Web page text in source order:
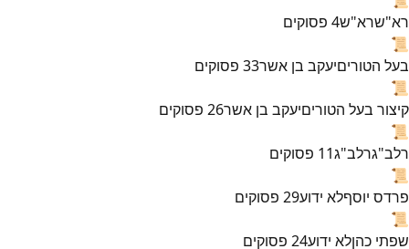
רא"שרא"ש4 פסוקים
📜
בעל הטוריםיעקב בן אשר33 פסוקים
📜
קיצור בעל הטוריםיעקב בן אשר26 פסוקים
📜
רלב"גרלב"ג11 פסוקים
📜
פרדס יוסףלא ידוע29 פסוקים
📜
שפתי כהןלא ידוע24 פסוקים